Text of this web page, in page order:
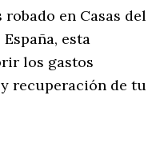
en Casas del
esta
los gastos
recuperación de tu